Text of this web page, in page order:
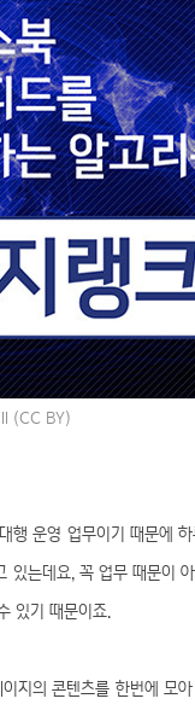
(CC BY)
행 운영 업무이기 때문에
는데요, 꼭 업무 때문이
있기 때문이죠.
지의 콘텐츠를 한번에 모